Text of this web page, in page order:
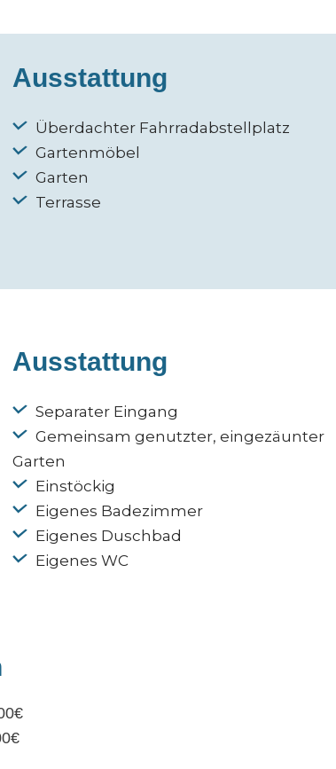
Ausstattung
Überdachter Fahrradabstellplatz
Gartenmöbel
Garten
Terrasse
Ausstattung
Separater Eingang
Gemeinsam genutzter, eingezäunter
Garten
Einstöckig
Eigenes Badezimmer
Eigenes Duschbad
Eigenes WC